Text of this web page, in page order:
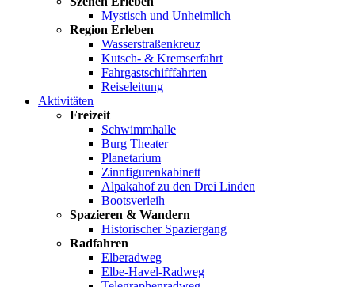
Mystisch und Unheimlich
Region Erleben
Wasserstraßenkreuz
Kutsch- & Kremserfahrt
Fahrgastschifffahrten
Reiseleitung
Aktivitäten
Freizeit
Schwimmhalle
Burg Theater
Planetarium
Zinnfigurenkabinett
Alpakahof zu den Drei Linden
Bootsverleih
Spazieren & Wandern
Historischer Spaziergang
Radfahren
Elberadweg
Elbe-Havel-Radweg